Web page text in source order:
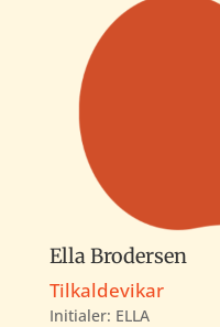
Ella Brodersen
Tilkaldevikar
Initialer: ELLA